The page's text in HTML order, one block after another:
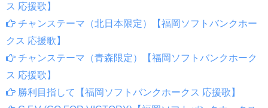
ス 応援歌】
チャンステーマ（北日本限定）【福岡ソフトバンクホー
クス 応援歌】
チャンステーマ（青森限定）【福岡ソフトバンクホーク
ス 応援歌】
勝利目指して【福岡ソフトバンクホークス 応援歌】